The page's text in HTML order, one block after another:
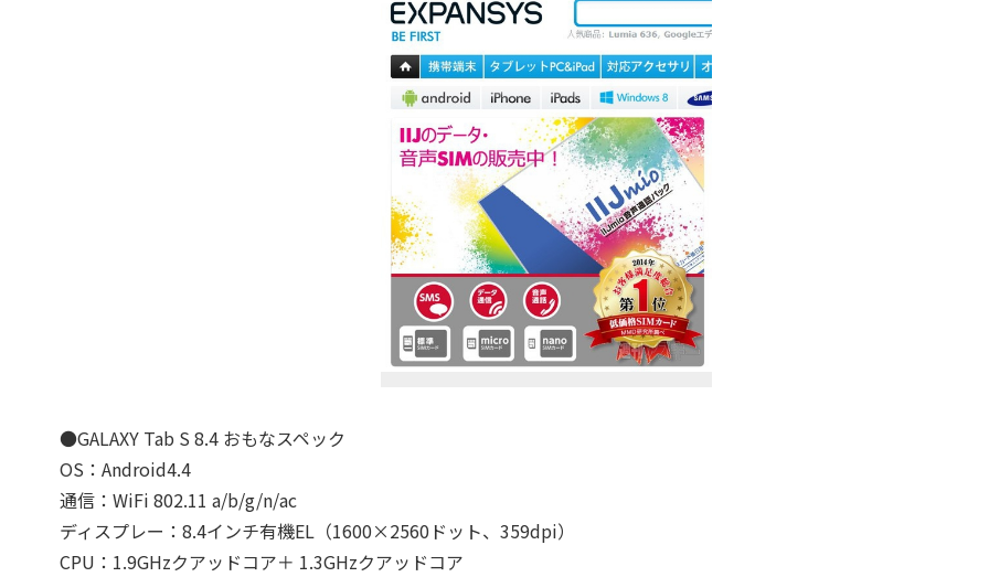
●GALAXY Tab S 8.4 おもなスペック
OS：Android4.4
通信：WiFi 802.11 a/b/g/n/ac
ディスプレー：8.4インチ有機EL（1600×2560ドット、359dpi）
CPU：1.9GHzクアッドコア＋ 1.3GHzクアッドコア